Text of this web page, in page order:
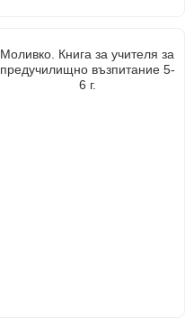
Моливко. Книга за учителя за
предучилищно възпитание 5-
6 г.